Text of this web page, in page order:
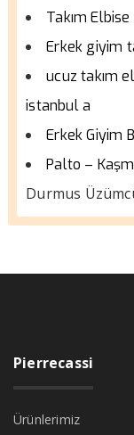
Takım
Erkek giyim
ucuz takım
istanbul a
Erkek Giyim
Palto –
Durmus
Pierrecassi
Ürünlerimiz